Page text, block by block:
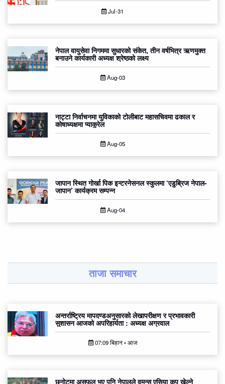
Jul-31
नेपाल वायुसेवा निगममा सुधारको संकेत, तीन वर्षभित्र ऋणमुक्त
बनाउने कार्यकारी अध्यक्ष श्रेष्ठको लक्ष्य
Aug-03
नाट्टा निर्वाचनमा युविकाको टोलीबाट महासचिवमा ढकाल र
कोषाध्यक्षमा प्याकुरेल
Aug-05
जापान स्थित गोर्खा पिक इन्टरनेसनल स्कुलमा ‘एडुब्रिज नेपाल-
जापान’ कार्यक्रम सम्पन्न
Aug-04
ताजा समाचार
अन्तर्राष्ट्रिय मापदण्डअनुसारको लेखापरीक्षण र प्रभावकारी
सुशासन आजको अपरिहार्यता : अध्यक्ष अग्रवाल
07:09 बिहान • आज
छनोटमा असफल भए पनि नेपालले वुमन्स एसिया कप खेल्ने